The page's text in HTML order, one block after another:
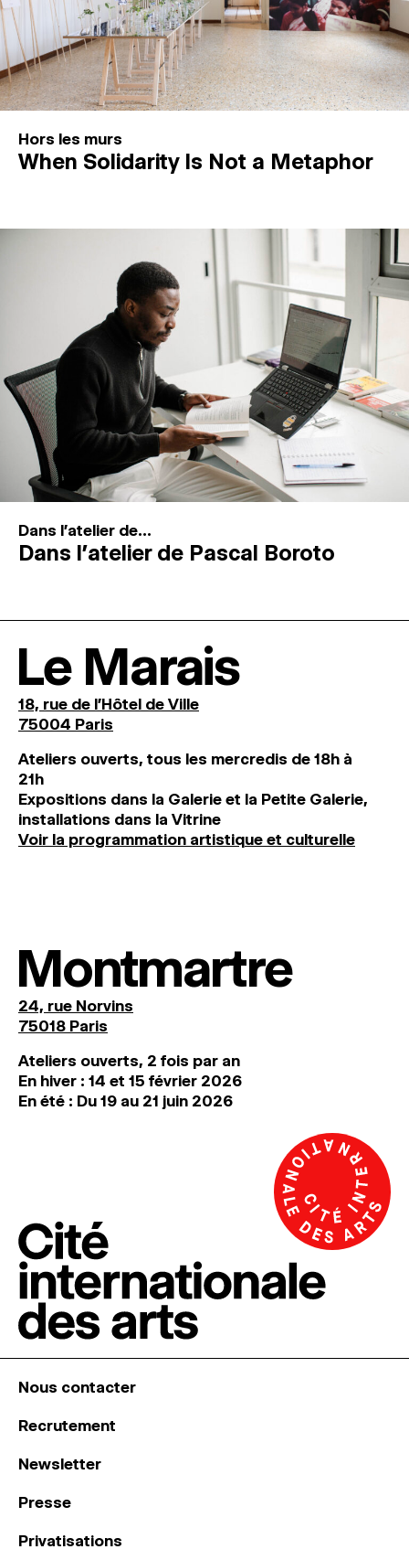
Hors les murs
When Solidarity Is Not a Metaphor
Dans l'atelier de...
Dans l’atelier de Pascal Boroto
Le Marais
18, rue de l'Hôtel de Ville
75004 Paris
Ateliers ouverts, tous les mercredis de 18h à
21h
Expositions dans la Galerie et la Petite Galerie,
installations dans la Vitrine
Voir la programmation artistique et culturelle
Montmartre
24, rue Norvins
75018 Paris
Ateliers ouverts, 2 fois par an
En hiver : 14 et 15 février 2026
En été : Du 19 au 21 juin 2026
Nous contacter
Recrutement
Newsletter
Presse
Privatisations